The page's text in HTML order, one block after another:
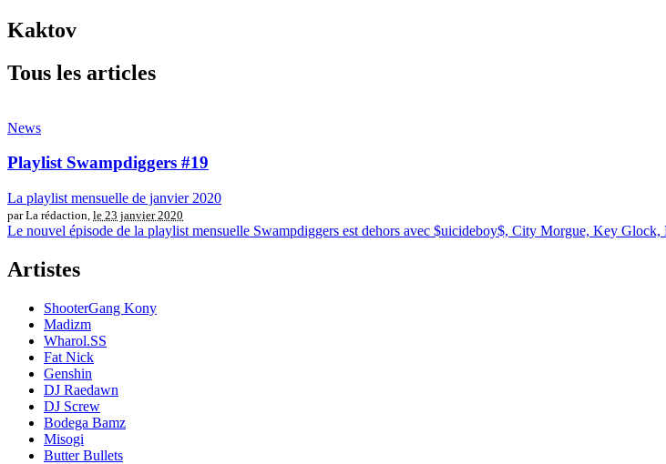
Kaktov
Tous les articles
News
Playlist Swampdiggers #19
La playlist mensuelle de janvier 2020
par La rédaction, le 23 janvier 2020
Le nouvel épisode de la playlist mensuelle Swampdiggers est dehors avec $uicideboy$, City Morgue, Key
Artistes
ShooterGang Kony
Madizm
Wharol.SS
Fat Nick
Genshin
DJ Raedawn
DJ Screw
Bodega Bamz
Misogi
Butter Bullets